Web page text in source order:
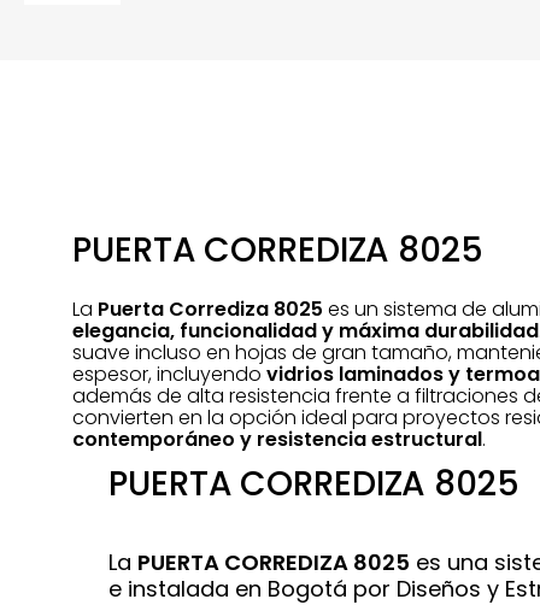
PUERTA CORREDIZA 8025
La Puerta Corrediza 8025 es un sistema de
elegancia, funcionalidad y máxima durabilidad
suave incluso en hojas de gran tamaño,
espesor, incluyendo vidrios laminados y
además de alta resistencia frente a filtraciones
convierten en la opción ideal para proyectos
contemporáneo y resistencia estructural.
PUERTA CORREDIZA 8025
La PUERTA CORREDIZA 8025 es una
e instalada en Bogotá por Diseños y